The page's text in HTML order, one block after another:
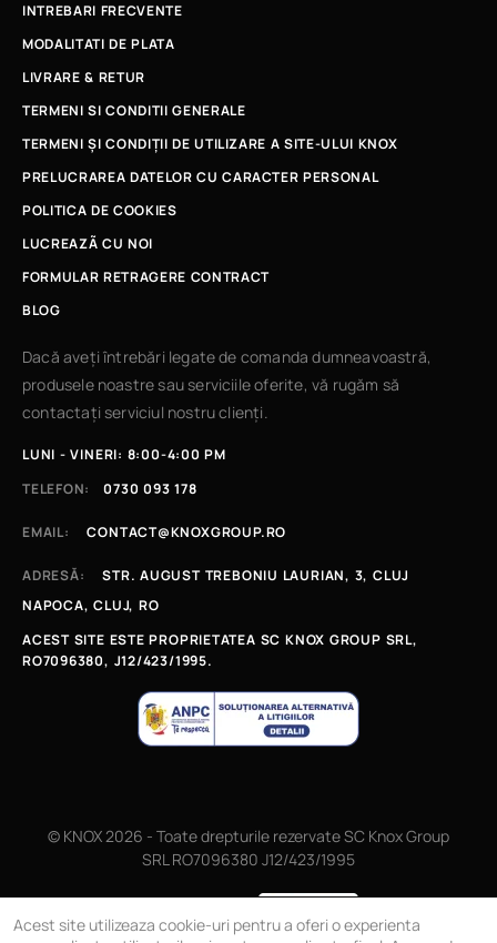
INTREBARI FRECVENTE
MODALITATI DE PLATA
LIVRARE & RETUR
TERMENI SI CONDITII GENERALE
TERMENI ȘI CONDIȚII DE UTILIZARE A SITE-ULUI KNOX
PRELUCRAREA DATELOR CU CARACTER PERSONAL
POLITICA DE COOKIES
LUCREAZÃ CU NOI
FORMULAR RETRAGERE CONTRACT
BLOG
Dacă aveți întrebări legate de comanda dumneavoastră,
produsele noastre sau serviciile oferite, vă rugăm să
contactați serviciul nostru clienți.
LUNI - VINERI: 8:00-4:00 PM
TELEFON:
0730 093 178
EMAIL: CONTACT@KNOXGROUP.RO
ADRESĂ:
STR. AUGUST TREBONIU LAURIAN, 3, CLUJ
NAPOCA, CLUJ, RO
ACEST SITE ESTE PROPRIETATEA SC KNOX GROUP SRL,
RO7096380, J12/423/1995.
© KNOX 2026 - Toate drepturile rezervate SC Knox Group
SRL RO7096380 J12/423/1995
Acest site utilizeaza cookie-uri pentru a oferi o experienta